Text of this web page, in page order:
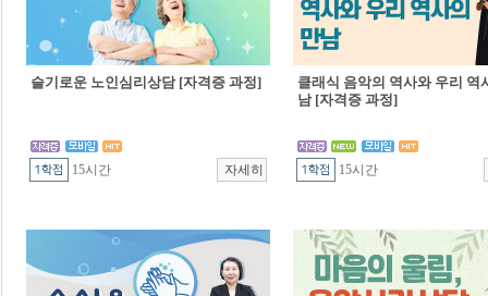
슬기로운 노인심리상담 [자격증 과정]
15시간
클래식 음악의 역사와 우리 역
남 [자격증 과정]
15시간